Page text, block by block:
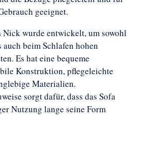
geeignet.
Nick wurde entwickelt, um sowohl
auch beim Schlafen hohen
Es hat eine bequeme
Konstruktion, pflegeleichte
Materialien.
sorgt dafür, dass das Sofa
Nutzung lange seine Form